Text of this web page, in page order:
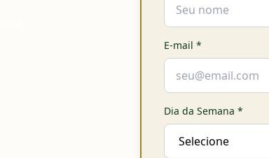
E-mail *
Dia da Semana *